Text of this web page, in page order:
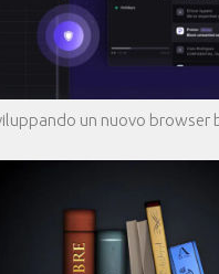
un nuovo browser